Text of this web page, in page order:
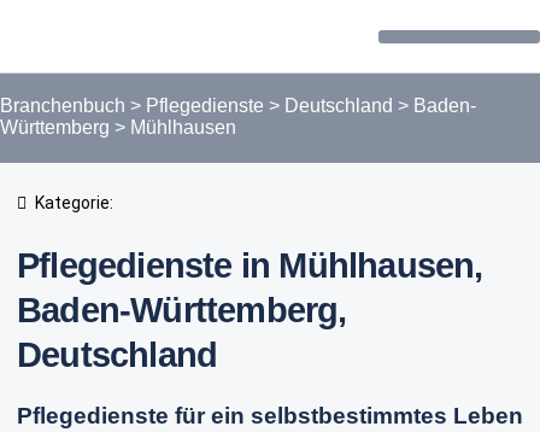
Branchenbuch > Pflegedienste > Deutschland > Baden-
Württemberg > Mühlhausen
Kategorie:
Pflegedienste in Mühlhausen,
Baden-Württemberg,
Deutschland
Pflegedienste für ein selbstbestimmtes Leben